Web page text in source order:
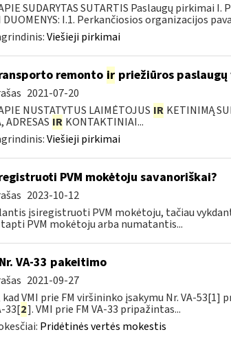
SUDARYTAS SUTARTIS Paslaugų pirkimai I.
I.1. Perkančiosios organizacijos
Viešieji pirkimai
remonto irpriežiūros paslaugų
2021-07-20
NUSTATYTUS LAIMĖTOJUS IR KETINIMĄ
ADRESAS IR KONTAKTINIAI...
Viešieji pirkimai
PVM mokėtoju savanoriškai?
2023-10-12
įsiregistruoti PVM mokėtoju, tačiau
PVM mokėtoju arba numatantis...
VA-33 pakeitimo
2021-09-27
VMI prie FM viršininko įsakymu Nr. VA-
33[2]. VMI prie FM VA-33 pripažintas...
Pridėtinės vertės mokestis